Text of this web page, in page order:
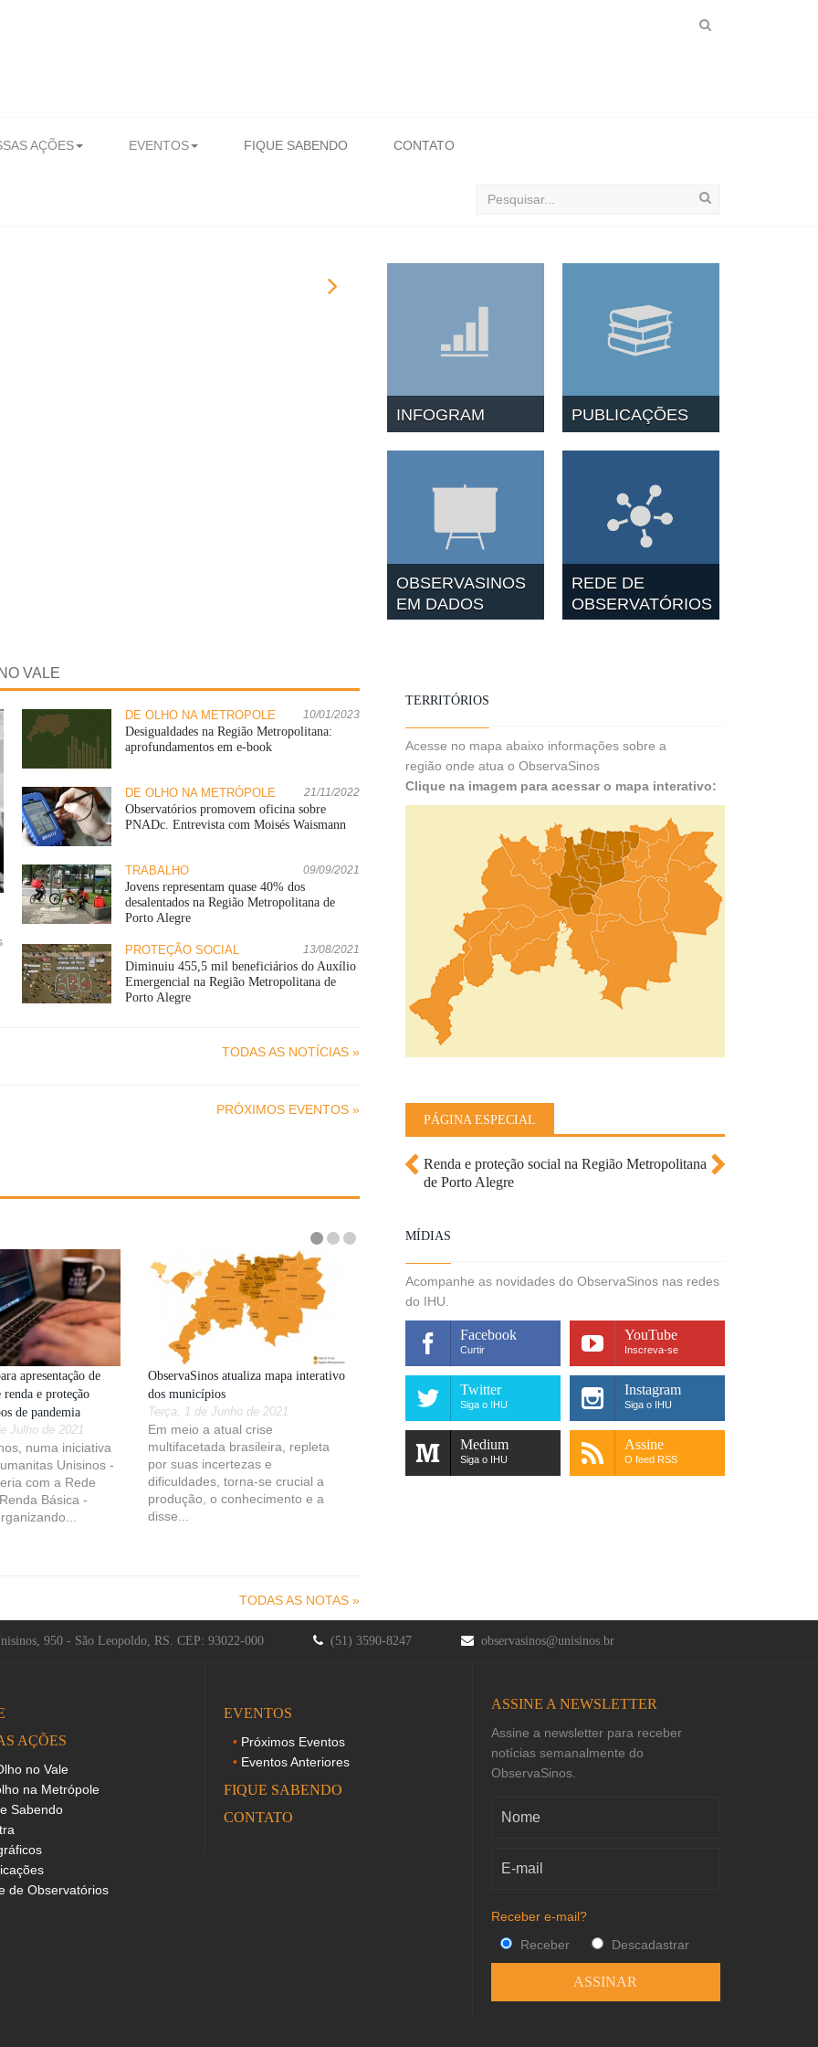
AÇÕES EVENTOS FIQUE SABENDO CONTATO
Buscar
INFOGRAM PUBLICAÇÕES
OBSERVASINOS
EM DADOS
REDE DE
OBSERVATÓRIOS
VALE
DE OLHO NA METRÓPOLE 10/01/2023
Desigualdades na Região Metropolitana:
aprofundamentos em e-book
DE OLHO NA METRÓPOLE 21/11/2022
Observatórios promovem oficina sobre
PNADc. Entrevista com Moisés Waismann
TRABALHO 09/09/2021
Jovens representam quase 40% dos
desalentados na Região Metropolitana de
Porto Alegre
PROTEÇÃO SOCIAL 13/08/2021
Diminuiu 455,5 mil beneficiários do Auxílio
Emergencial na Região Metropolitana de
Porto Alegre
TODAS AS NOTÍCIAS »
PRÓXIMOS EVENTOS »
apresentação de
renda e proteção
de pandemia
Julho de 2021
numa iniciativa
Unisinos -
com a Rede
Básica -
ObservaSinos atualiza mapa interativo
dos municípios
Terça, 1 de Junho de 2021
Em meio a atual crise
multifacetada brasileira, repleta
por suas incertezas e
dificuldades, torna-se crucial a
produção, o conhecimento e a
disse...
TODAS AS NOTAS »
TERRITÓRIOS
Acesse no mapa abaixo informações sobre a
região onde atua o ObservaSinos
Clique na imagem para acessar o mapa interativo:
PÁGINA ESPECIAL
Renda e proteção social na Região Metropolitana
de Porto Alegre
MÍDIAS
Acompanhe as novidades do ObservaSinos nas redes
do IHU.
Facebook
Curtir
YouTube
Inscreva-se
Twitter
Siga o IHU
Instagram
Siga o IHU
Medium
Siga o IHU
Assine
O feed RSS
950 - São Leopoldo, RS. CEP: 93022-000 (51) 3590-8247 observasinos@unisinos.br
AÇÕES
no Vale
na Metrópole
Sabendo
de Observatórios
EVENTOS
Próximos Eventos
Eventos Anteriores
FIQUE SABENDO
CONTATO
ASSINE A NEWSLETTER
Assine a newsletter para receber
notícias semanalmente do
ObservaSinos.
Receber e-mail?
Receber
Descadastrar